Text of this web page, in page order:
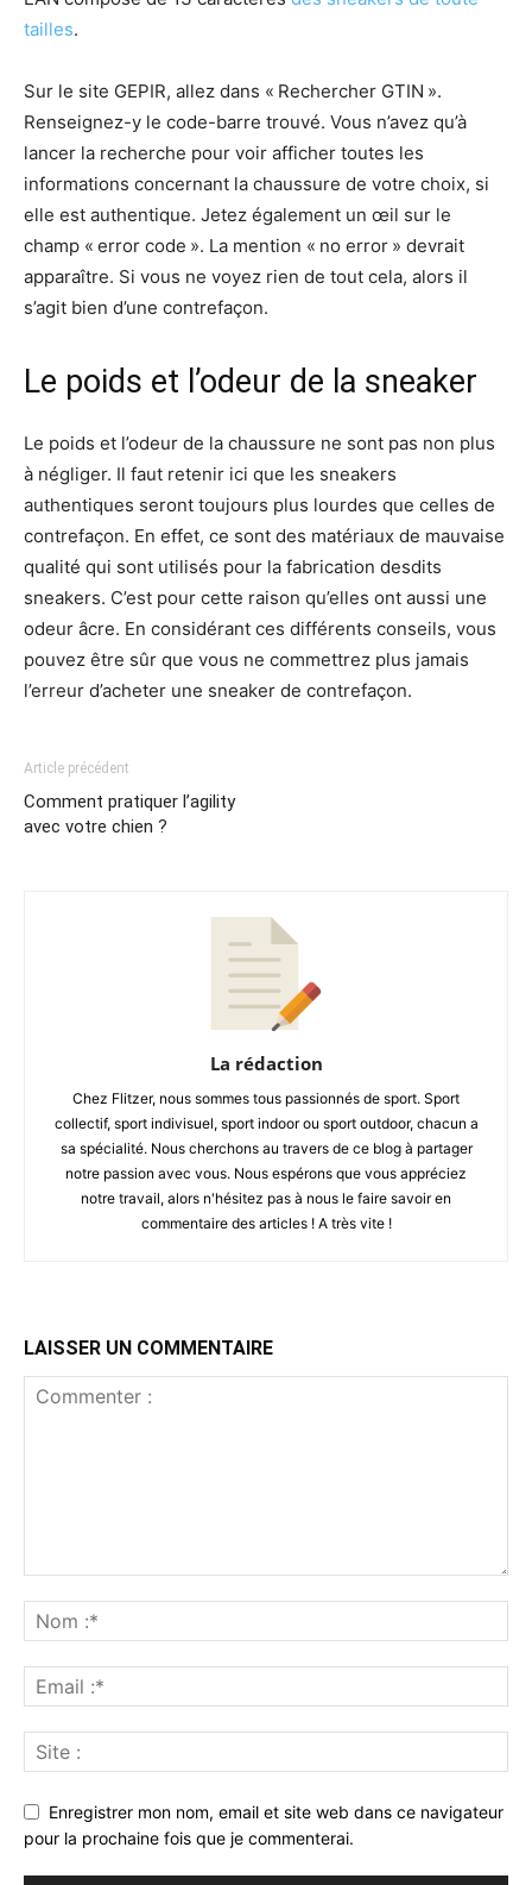
tailles.
Sur le site GEPIR, allez dans « Rechercher GTIN ».
Renseignez-y le code-barre trouvé. Vous n’avez qu’à
lancer la recherche pour voir afficher toutes les
informations concernant la chaussure de votre choix, si
elle est authentique. Jetez également un œil sur le
champ « error code ». La mention « no error » devrait
apparaître. Si vous ne voyez rien de tout cela, alors il
s’agit bien d’une contrefaçon.
Le poids et l’odeur de la sneaker
Le poids et l’odeur de la chaussure ne sont pas non plus
à négliger. Il faut retenir ici que les sneakers
authentiques seront toujours plus lourdes que celles de
contrefaçon. En effet, ce sont des matériaux de mauvaise
qualité qui sont utilisés pour la fabrication desdits
sneakers. C’est pour cette raison qu’elles ont aussi une
odeur âcre. En considérant ces différents conseils, vous
pouvez être sûr que vous ne commettrez plus jamais
l’erreur d’acheter une sneaker de contrefaçon.
Article précédent
Comment pratiquer l’agility
avec votre chien ?
La rédaction
Chez Flitzer, nous sommes tous passionnés de sport. Sport
collectif, sport indivisuel, sport indoor ou sport outdoor, chacun a
sa spécialité. Nous cherchons au travers de ce blog à partager
notre passion avec vous. Nous espérons que vous appréciez
notre travail, alors n'hésitez pas à nous le faire savoir en
commentaire des articles ! A très vite !
LAISSER UN COMMENTAIRE
Enregistrer mon nom, email et site web dans ce navigateur
pour la prochaine fois que je commenterai.